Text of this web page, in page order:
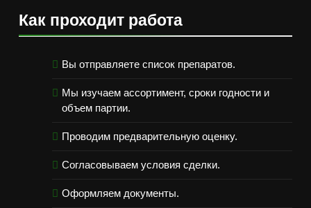
Как проходит работа
Вы отправляете список препаратов.
Мы изучаем ассортимент, сроки годности и
объем партии.
Проводим предварительную оценку.
Согласовываем условия сделки.
Оформляем документы.